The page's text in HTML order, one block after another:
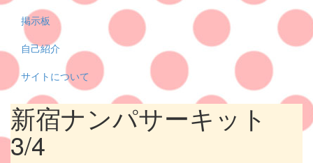
掲示板
自己紹介
サイトについて
新宿ナンパサーキット
3/4